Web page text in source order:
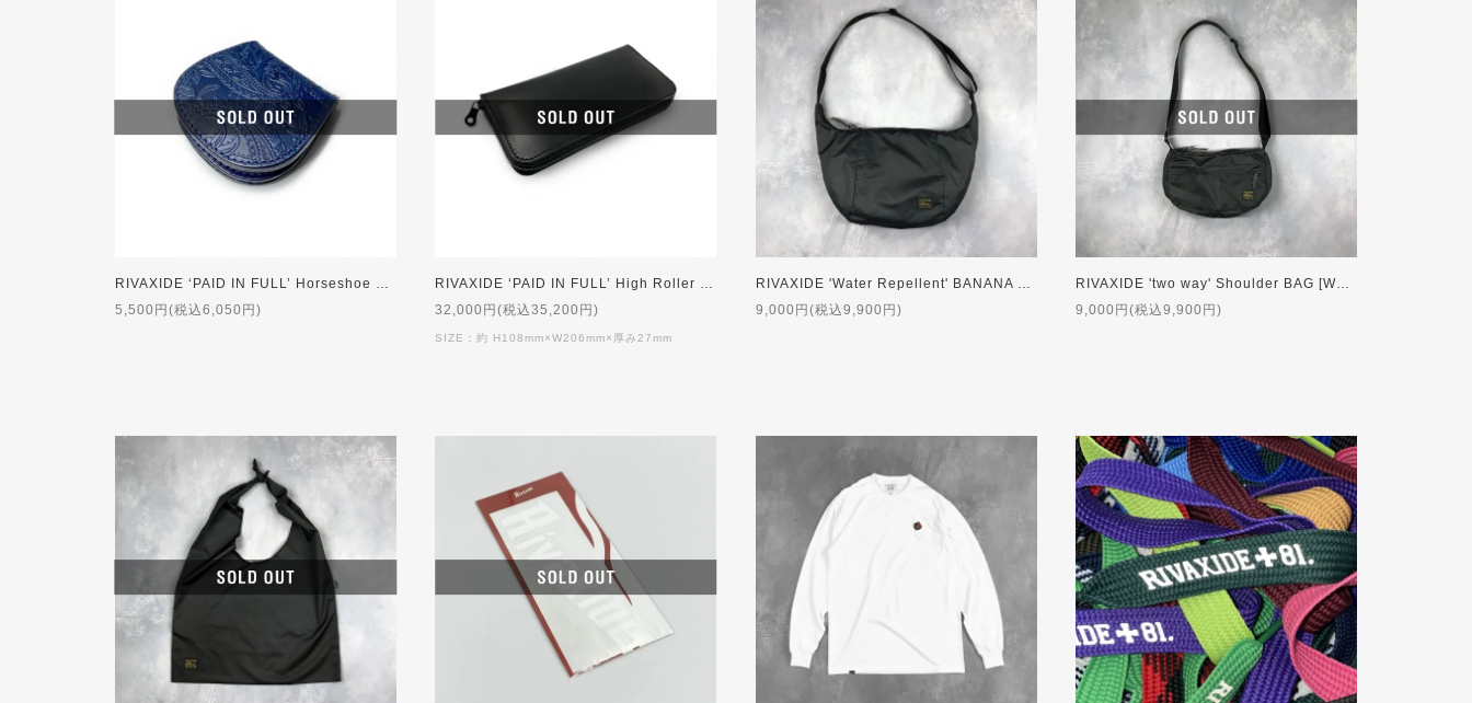
RIVAXIDE ‘PAID IN FULL’ Horseshoe Coin Case [Blue Paisley]
5,500円(税込6,050円)
RIVAXIDE ‘PAID IN FULL’ High Roller Long wallet [BLACK]
32,000円(税込35,200円)
SIZE：約 H108mm×W206mm×厚み27mm
RIVAXIDE 'Water Repellent' BANANA BAG [Large]
9,000円(税込9,900円)
RIVAXIDE 'two way' Shoulder BAG [Water repellent]
9,000円(税込9,900円)